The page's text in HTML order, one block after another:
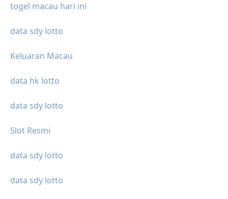
togel macau hari ini
data sdy lotto
Keluaran Macau
data hk lotto
data sdy lotto
Slot Resmi
data sdy lotto
data sdy lotto